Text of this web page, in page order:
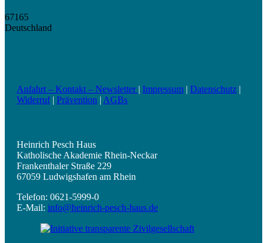
67165
Deutschland
Anfahrt – Kontakt – Newsletter | Impressum | Datenschutz |
Widerruf| Prävention | AGBs
Heinrich Pesch Haus
Katholische Akademie Rhein-Neckar
Frankenthaler Straße 229
67059 Ludwigshafen am Rhein
Telefon: 0621-5999-0
E-Mail: info@heinrich-pesch-haus.de